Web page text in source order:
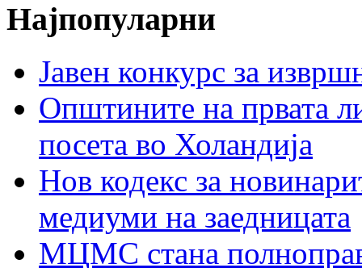
Најпопуларни
Јавен конкурс за
Општините на првата
посета во Холандија
Нов кодекс за
медиуми на заедницата
МЦМС стана